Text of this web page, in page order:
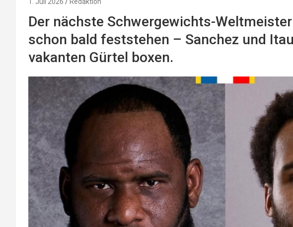
1. Juli 2026 Redaktion
Der nächste Schwergewichts-
schon bald feststehen – Sanchez und
vakanten Gürtel boxen.